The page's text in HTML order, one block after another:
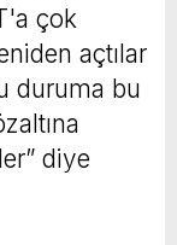
çok
açtılar
duruma bu
diye